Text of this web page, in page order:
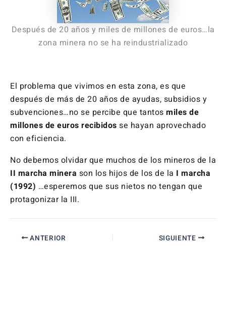
Después de 20 años y miles de millones de euros…la
zona minera no se ha reindustrializado
El problema que vivimos en esta zona, es que
después de más de 20 años de ayudas, subsidios y
subvenciones…no se percibe que tantos miles de
millones de euros recibidos se hayan aprovechado
con eficiencia.
No debemos olvidar que muchos de los mineros de la
II marcha minera son los hijos de los de la I marcha
(1992) …esperemos que sus nietos no tengan que
protagonizar la III.
ANTERIOR SIGUIENTE